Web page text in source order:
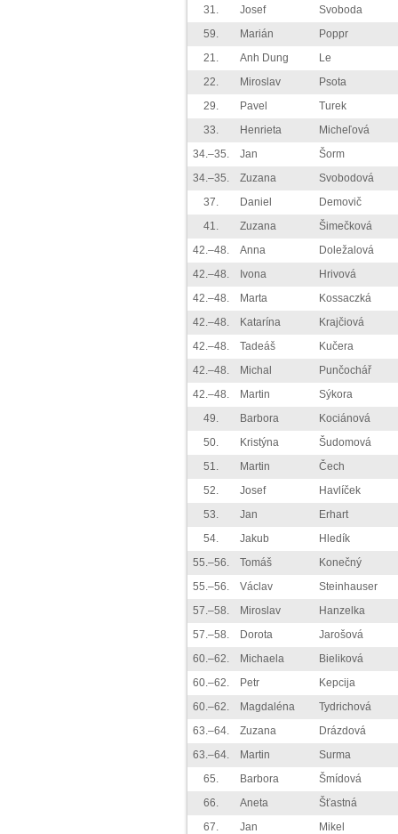
31.
Josef
Svoboda
59.
Marián
Poppr
21.
Anh Dung
Le
22.
Miroslav
Psota
29.
Pavel
Turek
33.
Henrieta
Micheľová
34.–35.
Jan
Šorm
34.–35.
Zuzana
Svobodová
37.
Daniel
Demovič
41.
Zuzana
Šimečková
42.–48.
Anna
Doležalová
42.–48.
Ivona
Hrivová
42.–48.
Marta
Kossaczká
42.–48.
Katarína
Krajčiová
42.–48.
Tadeáš
Kučera
42.–48.
Michal
Punčochář
42.–48.
Martin
Sýkora
49.
Barbora
Kociánová
50.
Kristýna
Šudomová
51.
Martin
Čech
52.
Josef
Havlíček
53.
Jan
Erhart
54.
Jakub
Hledík
55.–56.
Tomáš
Konečný
55.–56.
Václav
Steinhauser
57.–58.
Miroslav
Hanzelka
57.–58.
Dorota
Jarošová
60.–62.
Michaela
Bieliková
60.–62.
Petr
Kepcija
60.–62.
Magdaléna
Tydrichová
63.–64.
Zuzana
Drázdová
63.–64.
Martin
Surma
65.
Barbora
Šmídová
66.
Aneta
Šťastná
67.
Jan
Mikel